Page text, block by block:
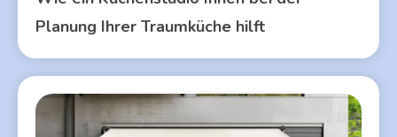
Planung Ihrer Traumküche hilft